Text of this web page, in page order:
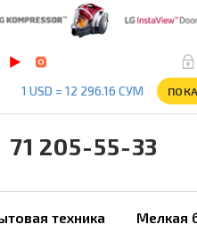
1 USD = 12 296.16 СУМ
205-55-33
техника Мелкая